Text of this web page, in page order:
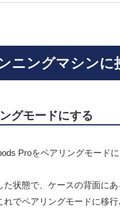
ニングマシンに
グモードにする
Proをペアリングモードに
た状態で、ケースの背面に
でペアリングモードに移行